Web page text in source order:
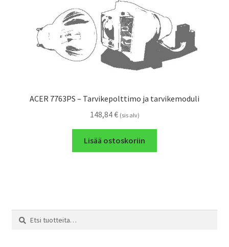
ACER 7763PS – Tarvikepolttimo ja tarvikemoduli
148,84€ (sis alv)
Lisää ostoskoriin
Etsi:
Haku